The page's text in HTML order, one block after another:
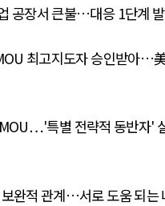
공장서 큰불…대응 1단계
최고지도자 승인받아…
특별 전략적 동반자'
완적 관계…서로 도움 되는